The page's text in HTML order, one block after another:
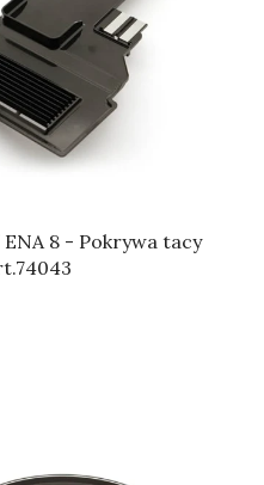
8 - Pokrywa tacy